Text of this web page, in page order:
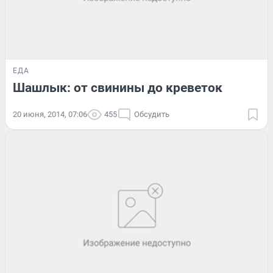
ЕДА
Шашлык: от свинины до креветок
20 июня, 2014, 07:06 455 Обсудить